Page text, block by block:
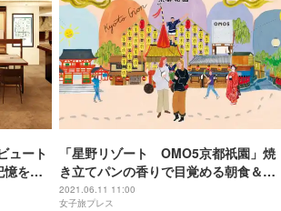
ュート
憶を紡
「星野リゾート OMO5京都祇園」焼
き立てパンの香りで目覚める朝食＆遊
び心ある客室
2021.06.11 11:00
女子旅プレス